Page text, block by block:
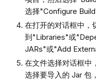
选择"Configure Build
在打开的对话框中，
到"Libraries"或
JARs"或"Add
在文件选择对话框中
选择要导入的 Jar 包